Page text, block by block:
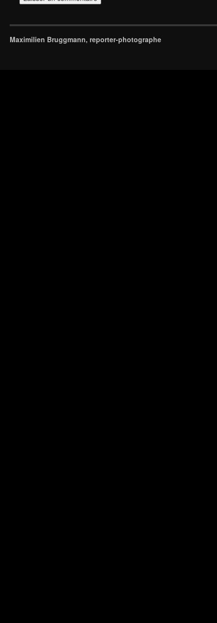
Maximilien Bruggmann, reporter-photographe